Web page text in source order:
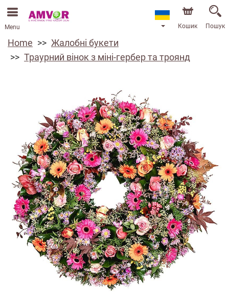
Menu Кошик Пошук
Home
Жалобні букети
Траурний вінок з міні-гербер та троянд